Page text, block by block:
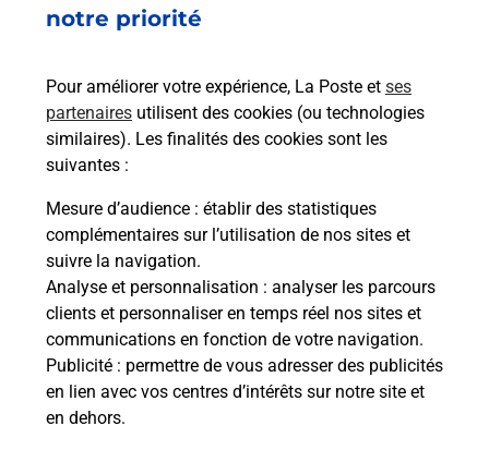
notre priorité
Pour améliorer votre expérience, La Poste et ses
partenaires utilisent des cookies (ou technologies
similaires). Les finalités des cookies sont les
suivantes :
Mesure d’audience : établir des statistiques
complémentaires sur l’utilisation de nos sites et
suivre la navigation.
Analyse et personnalisation : analyser les parcours
clients et personnaliser en temps réel nos sites et
communications en fonction de votre navigation.
Publicité : permettre de vous adresser des publicités
en lien avec vos centres d’intérêts sur notre site et
en dehors.
En savoir plus
Envoyer un colis
Vous souhaitez envoyer un colis depuis :